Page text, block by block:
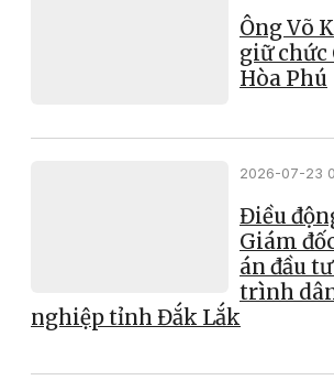
Ông Võ
giữ chức
Hòa Phú
2026-07-23
Điều
Giám
án đầu
trình
nghiệp tỉnh Đắk Lắk